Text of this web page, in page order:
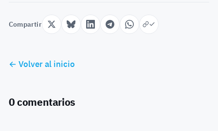
Compartir
← Volver al inicio
0 comentarios